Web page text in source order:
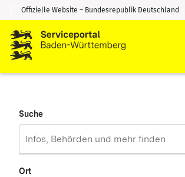
Zum Inhalt springen
Zur Suche springen
Offizielle Website – Bundesrepublik Deutschland
Suche
Ort